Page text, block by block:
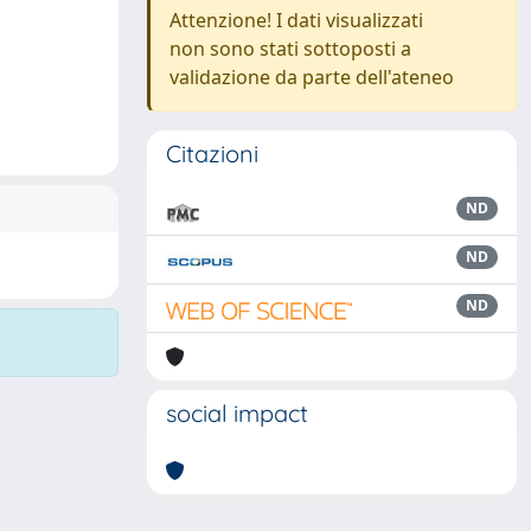
Attenzione! I dati visualizzati
non sono stati sottoposti a
validazione da parte dell'ateneo
Citazioni
ND
ND
ND
social impact